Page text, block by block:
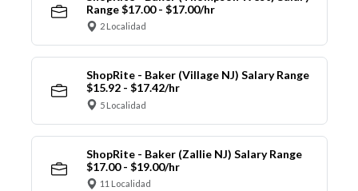
Range $17.00 - $17.00/hr
2 Localidad
ShopRite - Baker (Village NJ) Salary Range
$15.92 - $17.42/hr
5 Localidad
ShopRite - Baker (Zallie NJ) Salary Range
$17.00 - $19.00/hr
11 Localidad